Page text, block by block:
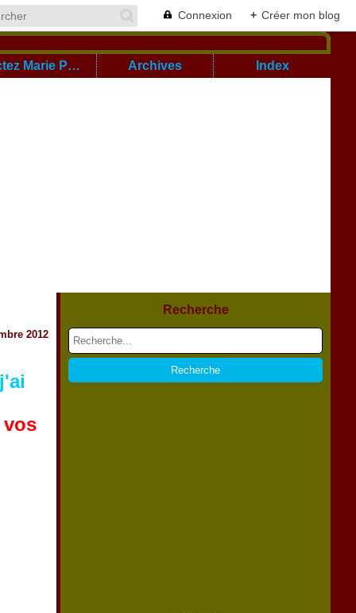
Connexion + Créer mon blog
Cont@ctez Marie Pierre Archives Index
2012
Recherche